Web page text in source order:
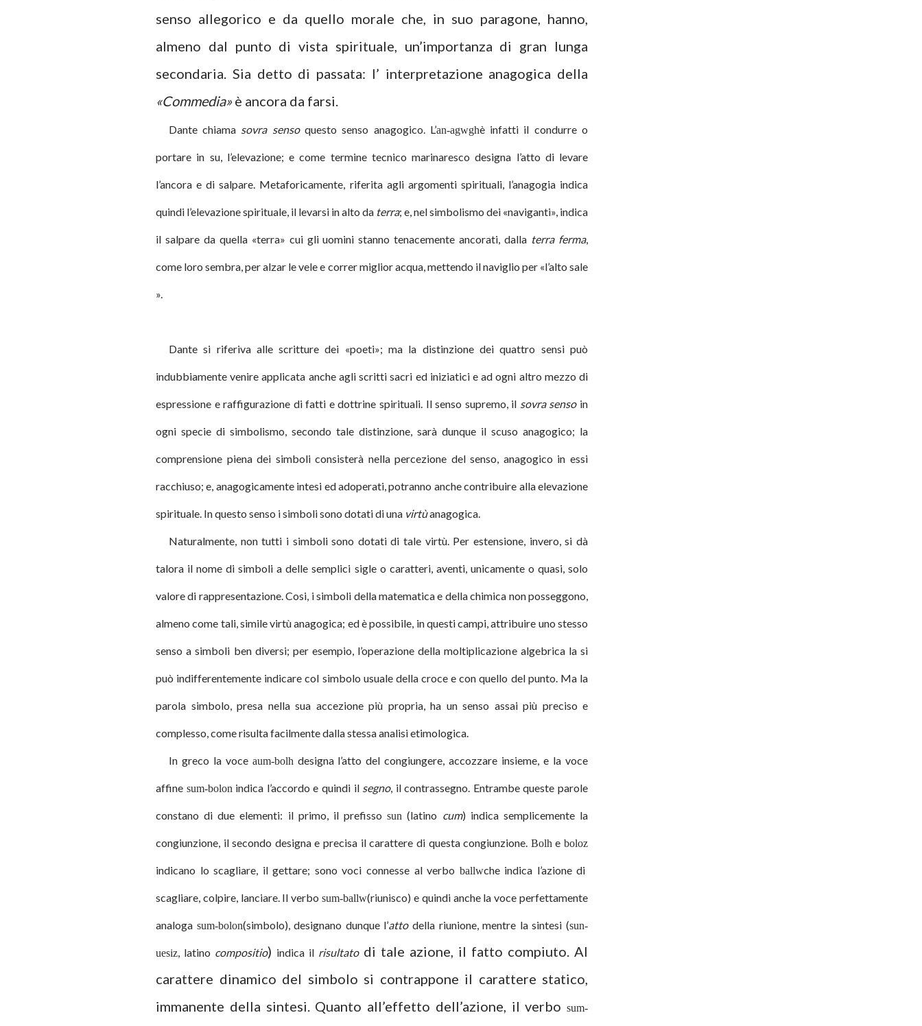
senso allegorico e da quello morale che, in suo paragone, hanno,
almeno dal punto di vista spirituale, un’importanza di gran lunga
secondaria. Sia detto di passata: l’ interpretazione anagogica della
«Commedia» è ancora da farsi.
Dante chiama sovra sensoquesto senso anagogico. L’an-agwghè infatti il condurre o
portare in su, l’elevazione; e come termine tecnico marinaresco designa l’atto di levare
l’ancora e di salpare. Metaforicamente, riferita agli argomenti spirituali, l’anagogia indica
quindi l’elevazione spirituale, il levarsi in alto da terra; e, nel simbolismo dei «naviganti», indica
il salpare da quella «terra» cui gli uomini stanno tenacemente ancorati, dalla terra ferma,
come loro sembra, per alzar le vele e correr miglior acqua, mettendo il naviglio per «l’alto sale
».
Dante si riferiva alle scritture dei «poeti»; ma la distinzione dei quattro sensi può
indubbiamente venire applicata anche agli scritti sacri ed iniziatici e ad ogni altro mezzo di
espressione e raffigurazione di fatti e dottrine spirituali. Il senso supremo, il sovra sensoin
ogni specie di simbolismo, secondo tale distinzione, sarà dunque il scuso anagogico; la
comprensione piena dei simboli consisterà nella percezione del senso, anagogico in essi
racchiuso; e, anagogicamente intesi ed adoperati, potranno anche contribuire alla elevazione
spirituale. In questo senso i simboli sono dotati di una virtùanagogica.
Naturalmente, non tutti i simboli sono dotati di tale virtù. Per estensione, invero, si dà
talora il nome di simboli a delle semplici sigle o caratteri, aventi, unicamente o quasi, solo
valore di rappresentazione. Cosi, i simboli della matematica e della chimica non posseggono,
almeno come tali, simile virtù anagogica; ed è possibile, in questi campi, attribuire uno stesso
senso a simboli ben diversi; per esempio, l’operazione della moltiplicazione algebrica la si
può indifferentemente indicare col simbolo usuale della croce e con quello del punto. Ma la
parola simbolo, presa nella sua accezione più propria, ha un senso assai più preciso e
complesso, come risulta facilmente dalla stessa analisi etimologica.
In greco la voce aum-bolh designa l’atto del congiungere, accozzare insieme, e la voce
affine sum-bolon indica l’accordo e quindi il segno, il contrassegno. Entrambe queste parole
constano di due elementi: il primo, il prefissosun (latino cum) indica semplicemente la
congiunzione, il secondo designa e precisa il carattere di questa congiunzione. Bolh eboloz
indicano lo scagliare, il gettare; sono voci connesse al verbo ballwche indica l’azione di
scagliare, colpire, lanciare. Il verbosum-ballw(riunisco) e quindi anche la voce perfettamente
analoga sum-bolon(simbolo), designano dunque l’attodella riunione, mentre la sintesi (sun-
uesiz, latino compositio) indica il risultato di tale azione, il fatto compiuto. Al
carattere dinamico del simbolo si contrappone il carattere statico,
immanente della sintesi. Quanto all’effetto dell’azione, il verbo sum-